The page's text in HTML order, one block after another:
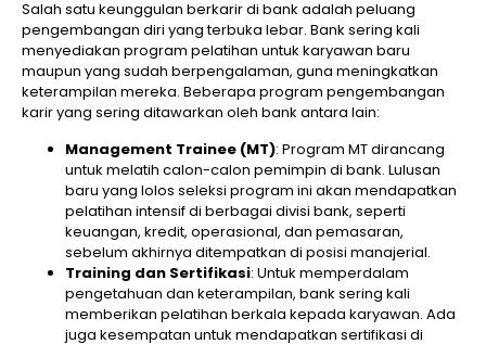
Salah satu keunggulan berkarir di bank adalah peluang
pengembangan diri yang terbuka lebar. Bank sering kali
menyediakan program pelatihan untuk karyawan baru
maupun yang sudah berpengalaman, guna meningkatkan
keterampilan mereka. Beberapa program pengembangan
karir yang sering ditawarkan oleh bank antara lain:
Management Trainee (MT): Program MT dirancang
untuk melatih calon-calon pemimpin di bank. Lulusan
baru yang lolos seleksi program ini akan mendapatkan
pelatihan intensif di berbagai divisi bank, seperti
keuangan, kredit, operasional, dan pemasaran,
sebelum akhirnya ditempatkan di posisi manajerial.
Training dan Sertifikasi: Untuk memperdalam
pengetahuan dan keterampilan, bank sering kali
memberikan pelatihan berkala kepada karyawan. Ada
juga kesempatan untuk mendapatkan sertifikasi di